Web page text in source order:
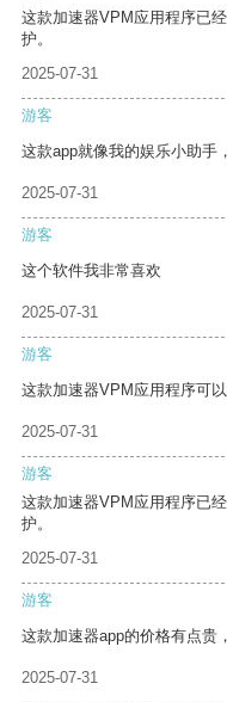
这款加速器VPM应用程序已
护。
2025-07-31
游客
这款app就像我的娱乐小助手
2025-07-31
游客
这个软件我非常喜欢
2025-07-31
游客
这款加速器VPM应用程序可
2025-07-31
游客
这款加速器VPM应用程序已
护。
2025-07-31
游客
这款加速器app的价格有点贵
2025-07-31